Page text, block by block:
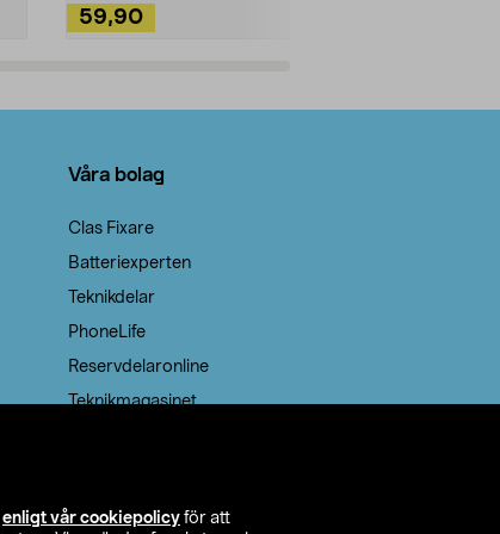
enligt vår cookiepolicy för att
59,90
Våra bolag
Clas Fixare
Batteriexperten
Teknikdelar
PhoneLife
Reservdelaronline
Teknikmagasinet